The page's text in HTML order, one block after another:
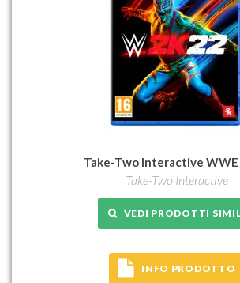
Take-Two Interactive WWE
Take-Two Interactive
VEDI PRODOTTI
INFO PRODOTTO